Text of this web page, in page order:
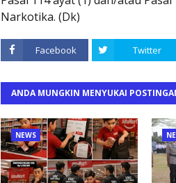
Narkotika. (Dk)
Facebook Twitter
ANDA MUNGKIN MENYUKAI
NEWS